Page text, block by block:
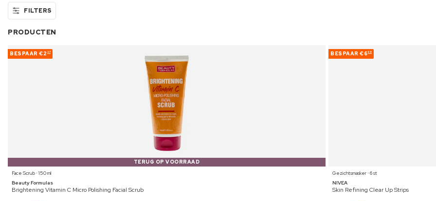
FILTERS
PRODUCTEN
BESPAAR €2 37
TERUG OP VOORRAAD
Face Scrub ⋅ 150 ml
Beauty Formulas
Brightening Vitamin C Micro Polishing Facial Scrub
BESPAAR €608
Gezichtsmasker ⋅ 6 st
NIVEA
Skin Refining Clear Up Strips